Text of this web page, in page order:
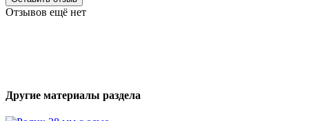
Отзывов ещё нет
Другие материалы раздела